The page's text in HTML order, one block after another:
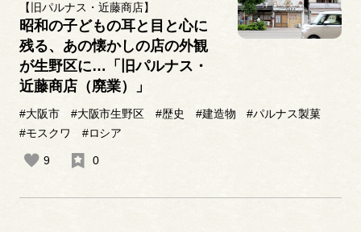
【旧パルナス・近藤商店】
昭和の子どもの耳と目と心に
残る、あの懐かしの店の外観
が生野区に…「旧パルナス・
近藤商店（廃業）」
#大阪市 #大阪市生野区 #歴史 #建造物
#パルナス製菓
#モスクワ
#ロシア
9 0